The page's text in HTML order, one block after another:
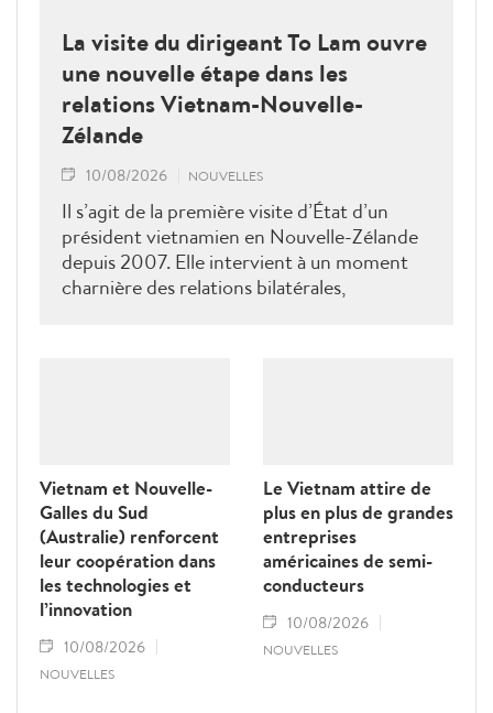
La visite du dirigeant To Lam ouvre
une nouvelle étape dans les
relations Vietnam-Nouvelle-
Zélande
10/08/2026 NOUVELLES
Il s’agit de la première visite d’État d’un
président vietnamien en Nouvelle-Zélande
depuis 2007. Elle intervient à un moment
charnière des relations bilatérales,
Vietnam et Nouvelle-
Galles du Sud
(Australie) renforcent
leur coopération dans
les technologies et
l’innovation
10/08/2026
NOUVELLES
Le Vietnam attire de
plus en plus de grandes
entreprises
américaines de semi-
conducteurs
10/08/2026
NOUVELLES